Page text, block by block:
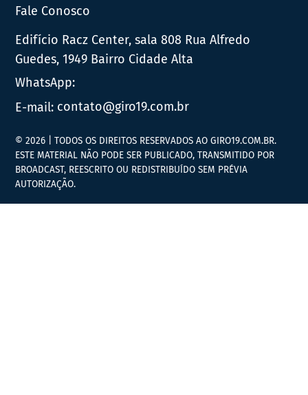
Fale Conosco
Edifício Racz Center, sala 808 Rua Alfredo
Guedes, 1949 Bairro Cidade Alta
WhatsApp:
E-mail: contato@giro19.com.br
© 2026 | TODOS OS DIREITOS RESERVADOS AO GIRO19.COM.BR.
ESTE MATERIAL NÃO PODE SER PUBLICADO, TRANSMITIDO POR
BROADCAST, REESCRITO OU REDISTRIBUÍDO SEM PRÉVIA
AUTORIZAÇÃO.